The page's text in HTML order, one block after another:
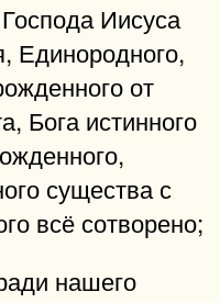
Иисуса
Единородного,
от
Бога истинного
существа с
всё сотворено;
нашего